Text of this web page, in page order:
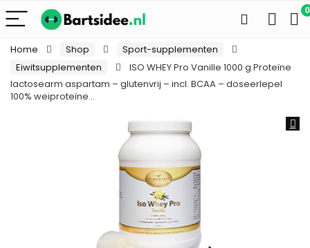
0
Home Shop
Sport-supplementen
Eiwitsupplementen
ISO WHEY Pro Vanille 1000 g Proteïne
lactosearm aspartam – glutenvrij – incl. BCAA – doseerlepel
100% weiproteïne…